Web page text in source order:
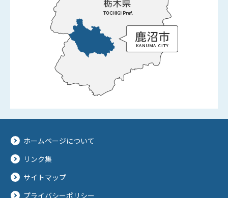
ホームページについて
リンク集
サイトマップ
プライバシーポリシー